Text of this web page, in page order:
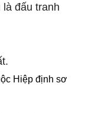
là đấu tranh
Hiệp định sơ